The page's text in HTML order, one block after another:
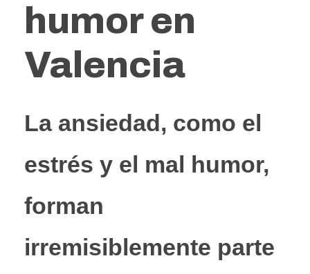
humor en
Valencia
La ansiedad, como el
estrés y el mal humor,
forman
irremisiblemente parte